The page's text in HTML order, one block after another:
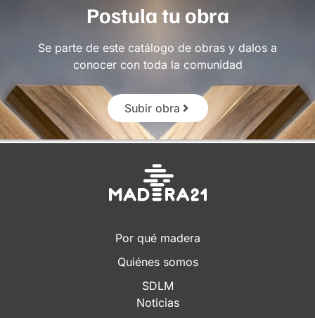
Postula tu obra
Se parte de este catálogo de obras y dalos a
conocer con toda la comunidad
Subir obra
Por qué madera
Quiénes somos
SDLM
Noticias